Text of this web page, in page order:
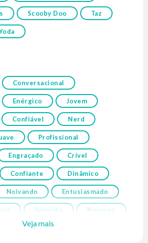
Scooby Doo Taz
Conversacional
Enérgico Jovem
Confiável Nerd
Profissional
Engraçado Crível
Confiante Dinâmico
Noivando Entusiasmado
Animado Nervoso
Veja mais